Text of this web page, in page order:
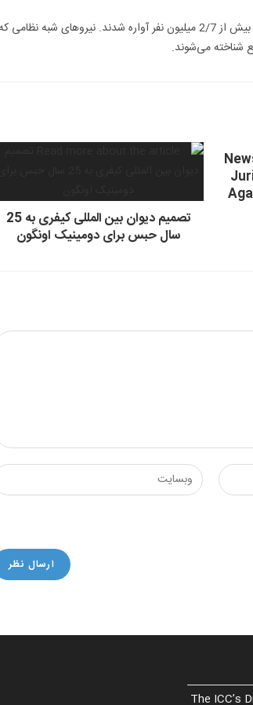
مطابق تخمین سازمان ملل متحد، 200 تا 400 هزار نفر در جریان این مخاصمات کشته شده و بیش از 2/7 میلیون نفر آواره شدند. نیروهای شبه
شناخته می‌شوند.
تصمیم دیوان بین المللی کیفری به 25
سال حبس برای دومینیک اونگون
Enter
your
The ICC’s